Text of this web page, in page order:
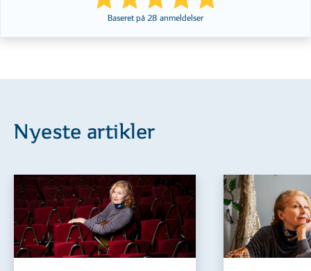
Baseret på 28 anmeldelser
Nyeste artikler